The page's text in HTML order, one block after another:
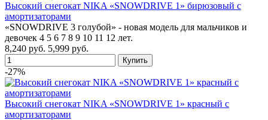
Высокий снегокат NIKA «SNOWDRIVE 1» бирюзовый с
амортизаторами
«SNOWDRIVE 3 голубой» - новая модель для мальчиков и
девочек 4 5 6 7 8 9 10 11 12 лет.
8,240 руб. 5,999 руб.
-27%
Высокий снегокат NIKA «SNOWDRIVE 1» красный с
амортизаторами